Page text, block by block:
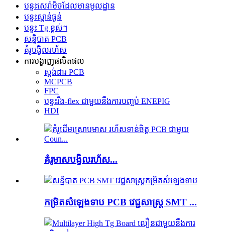
បន្ទះសេរ៉ាមិចដែលមានមូលដ្ឋាន
បន្ទះស្ពាន់ធ្ងន់
បន្ទះ Tg ខ្ពស់។
សន្និបាត PCB
គំរូបង្វិលរហ័ស
ការបង្ហាញផលិតផល
ស្តង់ដារ PCB
MCPCB
FPC
បន្ទះរឹង-flex ជាមួយនឹងការបញ្ចប់ ENEPIG
HDI
គំរូ​មាស​បង្វិល​រហ័ស...
កម្រិតសំឡេងទាប PCB វេជ្ជសាស្រ្ត SMT ...